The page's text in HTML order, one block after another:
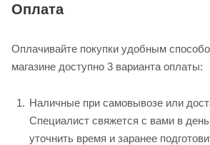
Оплата
Оплачивайте покупки удобным
магазине доступно 3 варианта оплаты:
Наличные при самовывозе или
Специалист свяжется с вами в
уточнить время и заранее